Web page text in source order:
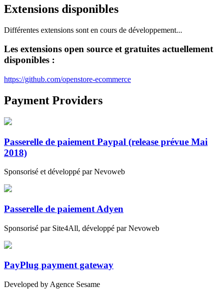
Extensions disponibles
Différentes extensions sont en cours de développement...
Les extensions open source et gratuites actuellement
disponibles :
https://github.com/openstore-ecommerce
Payment Providers
Passerelle de paiement Paypal (release prévue Mai
2018)
Sponsorisé et développé par Nevoweb
Passerelle de paiement Adyen
Sponsorisé par Site4All, développé par Nevoweb
PayPlug payment gateway
Developed by Agence Sesame